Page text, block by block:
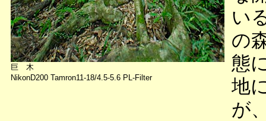
巨 木
NikonD200 Tamron11-18/4.5-5.6 PL-Filter
い
の
態
地
が